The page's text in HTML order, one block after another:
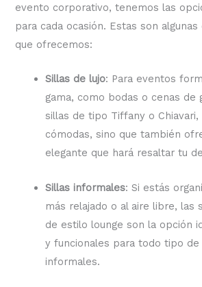
evento corporativo, tenemos las
para cada ocasión. Estas son
que ofrecemos:
Sillas de lujo: Para eventos
gama, como bodas o cenas de
sillas de tipo Tiffany o
cómodas, sino que también
elegante que hará resaltar tu
Sillas informales: Si estás
más relajado o al aire libre, las
de estilo lounge son la opción
y funcionales para todo tipo de
informales.